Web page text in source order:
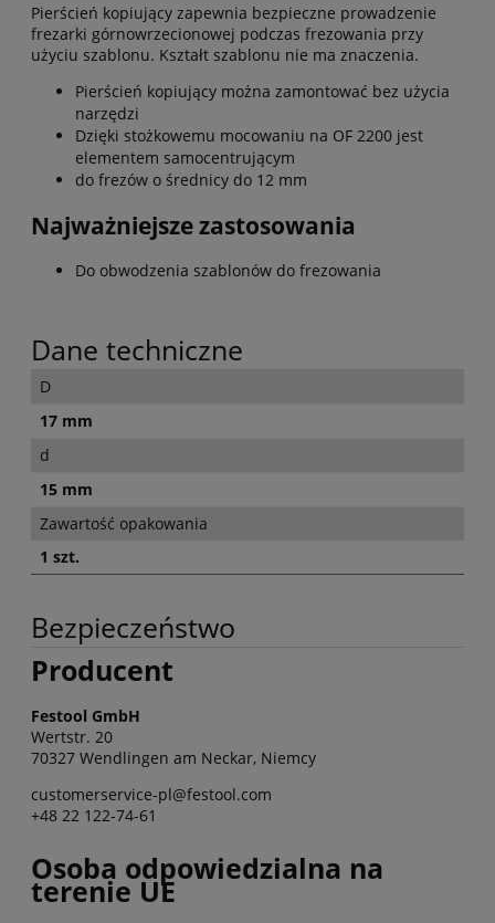
Pierścień kopiujący zapewnia bezpieczne prowadzenie
frezarki górnowrzecionowej podczas frezowania przy
użyciu szablonu. Kształt szablonu nie ma znaczenia.
Pierścień kopiujący można zamontować bez użycia
narzędzi
Dzięki stożkowemu mocowaniu na OF 2200 jest
elementem samocentrującym
do frezów o średnicy do 12 mm
Najważniejsze zastosowania
Do obwodzenia szablonów do frezowania
Dane techniczne
D
17 mm
d
15 mm
Zawartość opakowania
1 szt.
Bezpieczeństwo
Producent
Festool GmbH
Wertstr. 20
70327 Wendlingen am Neckar, Niemcy
customerservice-pl@festool.com
+48 22 122-74-61
Osoba odpowiedzialna na
terenie UE